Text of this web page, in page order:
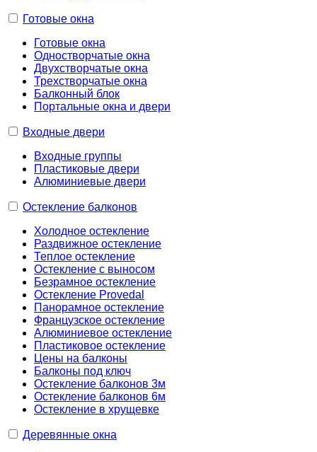
Готовые окна
Готовые окна
Одностворчатые окна
Двухстворчатые окна
Трехстворчатые окна
Балконный блок
Портальные окна и двери
Входные двери
Входные группы
Пластиковые двери
Алюминиевые двери
Остекление балконов
Холодное остекление
Раздвижное остекление
Теплое остекление
Остекление с выносом
Безрамное остекление
Остекление Provedal
Панорамное остекление
Французское остекление
Алюминиевое остекление
Пластиковое остекление
Цены на балконы
Балконы под ключ
Остекление балконов 3м
Остекление балконов 6м
Остекление в хрущевке
Деревянные окна